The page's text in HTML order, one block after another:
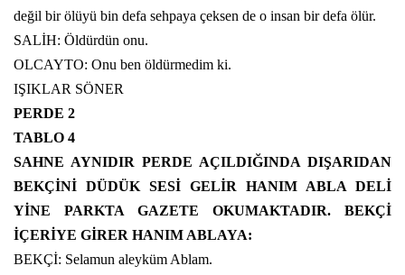
değil bir ölüyü bin defa sehpaya çeksen de o insan bir defa ölür.
SALİH: Öldürdün onu.
OLCAYTO: Onu ben öldürmedim ki.
IŞIKLAR SÖNER
PERDE 2
TABLO 4
SAHNE AYNIDIR PERDE AÇILDIĞINDA DIŞARIDAN
BEKÇİNİ DÜDÜK SESİ GELİR HANIM ABLA DELİ
YİNE PARKTA GAZETE OKUMAKTADIR. BEKÇİ
İÇERİYE GİRER HANIM ABLAYA:
BEKÇİ: Selamun aleyküm Ablam.